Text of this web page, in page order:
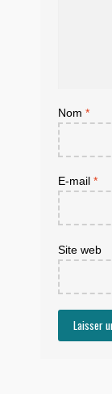
Nom *
E-mail *
Site web